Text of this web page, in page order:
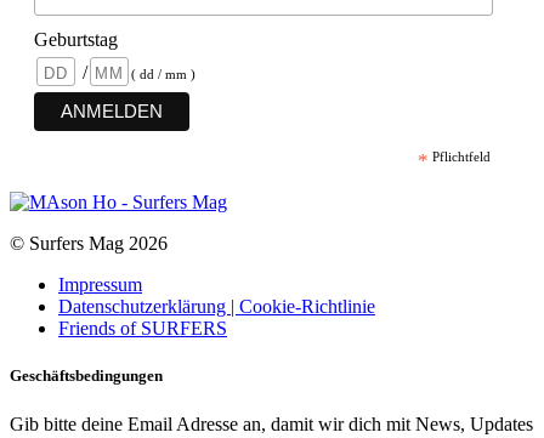
Geburtstag
/
( dd / mm )
* Pflichtfeld
© Surfers Mag 2026
Impressum
Datenschutzerklärung | Cookie-Richtlinie
Friends of SURFERS
Geschäftsbedingungen
Gib bitte deine Email Adresse an, damit wir dich mit News, Updates